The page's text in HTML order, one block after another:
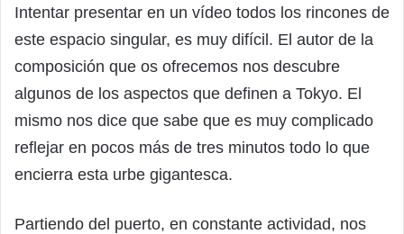
Intentar presentar en un vídeo todos los rincones de
este espacio singular, es muy difícil. El autor de la
composición que os ofrecemos nos descubre
algunos de los aspectos que definen a Tokyo. El
mismo nos dice que sabe que es muy complicado
reflejar en pocos más de tres minutos todo lo que
encierra esta urbe gigantesca.
Partiendo del puerto, en constante actividad, nos